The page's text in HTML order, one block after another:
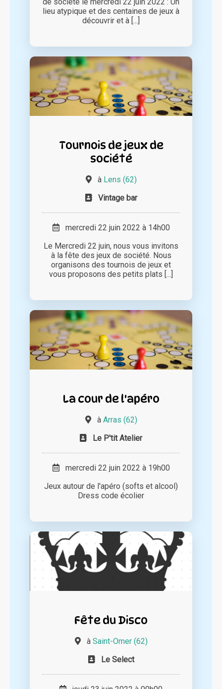
lieu atypique et des centaines de jeux à
découvrir et à [...]
Tournois de jeux de
société
à Lens (62)
Vintage bar
mercredi 22 juin 2022 à 14h00
Le Mercredi 22 juin, nous vous invitons
à la fête des jeux de société. Nous
organisons des tournois de jeux et
vous proposons des petits plats [...]
La cour de l'apéro
à Arras (62)
Le P'tit Atelier
mercredi 22 juin 2022 à 19h00
Jeux autour de l'apéro (softs et alcool)
Dress code écolier
Fête du Disco
à Saint-Omer (62)
Le Select